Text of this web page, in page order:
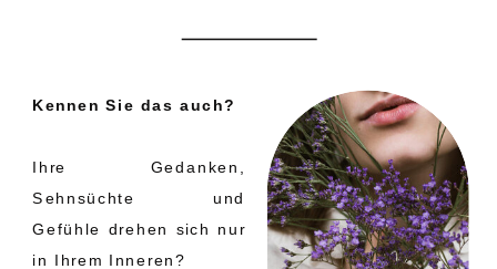
Kennen Sie das auch?
Ihre Gedanken,
Sehnsüchte und
Gefühle drehen sich nur
in Ihrem Inneren?